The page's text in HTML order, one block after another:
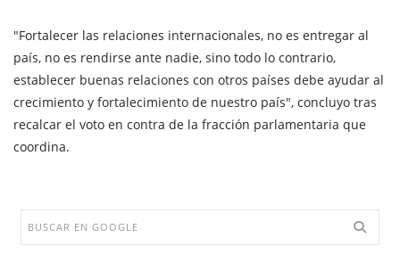
"Fortalecer las relaciones internacionales, no es entregar al
país, no es rendirse ante nadie, sino todo lo contrario,
establecer buenas relaciones con otros países debe ayudar al
crecimiento y fortalecimiento de nuestro país", concluyo tras
recalcar el voto en contra de la fracción parlamentaria que
coordina.